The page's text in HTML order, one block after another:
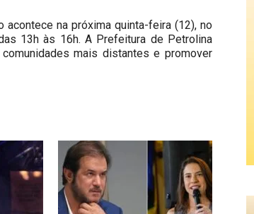
acontece na próxima quinta-feira (12), no
13h às 16h. A Prefeitura de Petrolina
mais distantes e promover